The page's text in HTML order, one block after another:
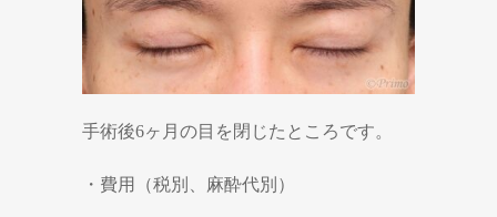
手術後6ヶ月の目を閉じたところです。
・費用（税別、麻酔代別）